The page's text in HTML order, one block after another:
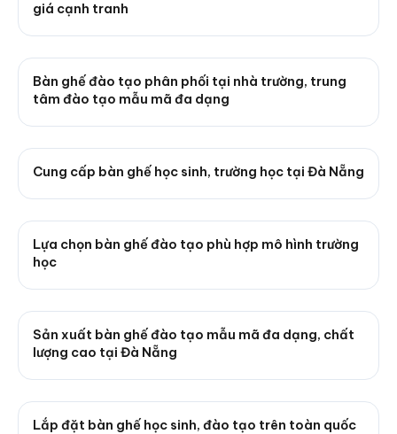
giá cạnh tranh
Bàn ghế đào tạo phân phối tại nhà trường, trung
tâm đào tạo mẫu mã đa dạng
Cung cấp bàn ghế học sinh, trường học tại Đà Nẵng
Lựa chọn bàn ghế đào tạo phù hợp mô hình trường
học
Sản xuất bàn ghế đào tạo mẫu mã đa dạng, chất
lượng cao tại Đà Nẵng
Lắp đặt bàn ghế học sinh, đào tạo trên toàn quốc